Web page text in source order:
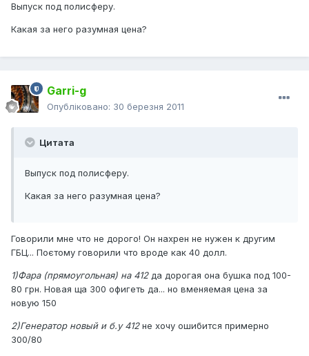
Выпуск под полисферу.
Какая за него разумная цена?
Garri-g
Опубліковано: 30 березня 2011
Цитата
Выпуск под полисферу.
Какая за него разумная цена?
Говорили мне что не дорого! Он нахрен не нужен к другим
ГБЦ... Поєтому говорили что вроде как 40 долл.
1)Фара (прямоугольная) на 412да дорогая она бушка под 100-
80 грн. Новая ща 300 офигеть да... но вменяемая цена за
новую 150
2)Генератор новый и б.у 412не хочу ошибится примерно
300/80